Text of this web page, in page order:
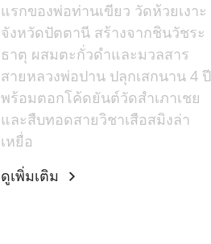
แรกของพ่อท่านเขียว วัดห้วยเงาะ
จังหวัดปัตตานี สร้างจากชินวัชระ
ธาตุ ผสมตะกั่วดำและมวลสาร
สายหลวงพ่อปาน ปลุกเสกนาน 4 ปี
พร้อมตอกโค้ดยันต์วัดสำเภาเชย
และสืบทอดสายวิชาเสือสมิงล่า
เหยื่อ
ดูเพิ่มเติม